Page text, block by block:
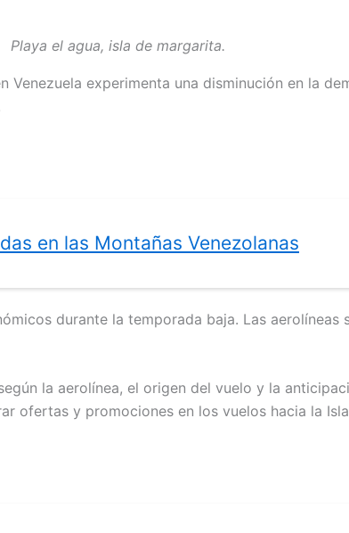
Playa el agua, isla de margarita.
experimenta una disminución en la
en las Montañas Venezolanas
durante la temporada baja. Las
la aerolínea, el origen del vuelo y la
ofertas y promociones en los vuelos hacia la